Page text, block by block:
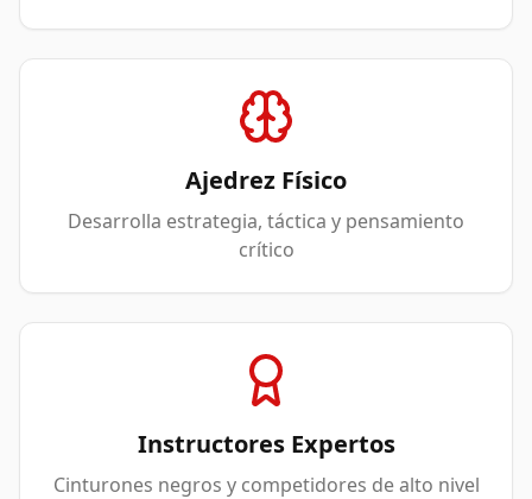
Ajedrez Físico
Desarrolla estrategia, táctica y pensamiento
crítico
Instructores Expertos
Cinturones negros y competidores de alto nivel